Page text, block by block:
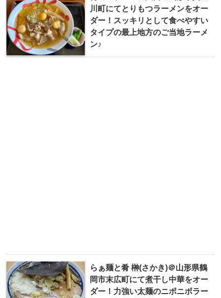
川町にてとりもつラーメンをオー
ダー！スッキリとして食べやすい
タイプの最上地方のご当地ラーメ
ン♪
らぁ麺と肴 榊(さかき)＠山形県鶴
岡市末広町にて煮干し中華をオー
ダー！力強い太麺のニボニボラー